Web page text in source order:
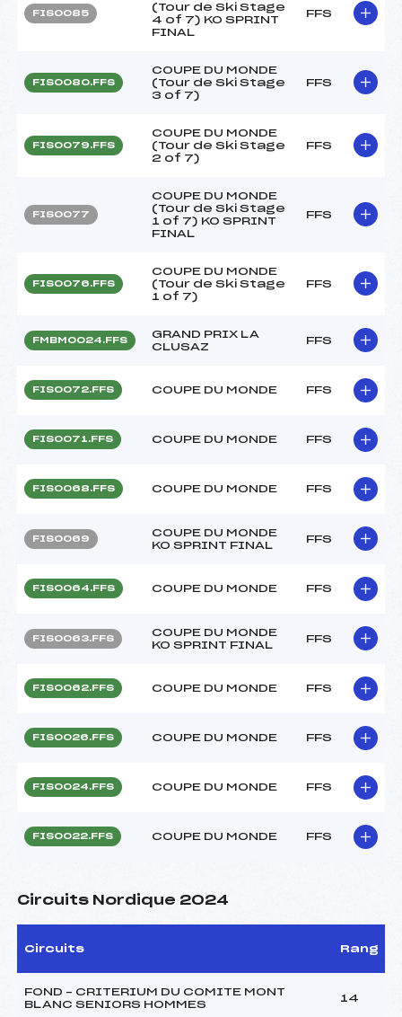
FIS0085
(Tour de Ski Stage
4 of 7) KO SPRINT
FINAL
FFS
FIS0080.FFS
COUPE DU MONDE
(Tour de Ski Stage
3 of 7)
FFS
FIS0079.FFS
COUPE DU MONDE
(Tour de Ski Stage
2 of 7)
FFS
FIS0077
COUPE DU MONDE
(Tour de Ski Stage
1 of 7) KO SPRINT
FINAL
FFS
FIS0076.FFS
COUPE DU MONDE
(Tour de Ski Stage
1 of 7)
FFS
FMBM0024.FFS
GRAND PRIX LA
CLUSAZ
FFS
FIS0072.FFS COUPE DU MONDE FFS
FIS0071.FFS COUPE DU MONDE FFS
FIS0068.FFS COUPE DU MONDE FFS
FIS0069
COUPE DU MONDE
KO SPRINT FINAL
FFS
FIS0064.FFS COUPE DU MONDE FFS
FIS0063.FFS
COUPE DU MONDE
KO SPRINT FINAL
FFS
FIS0062.FFS COUPE DU MONDE FFS
FIS0026.FFS COUPE DU MONDE FFS
FIS0024.FFS COUPE DU MONDE FFS
FIS0022.FFS COUPE DU MONDE FFS
Circuits Nordique 2024
Circuits Rang
FOND – CRITERIUM DU COMITE MONT
BLANC SENIORS HOMMES
14